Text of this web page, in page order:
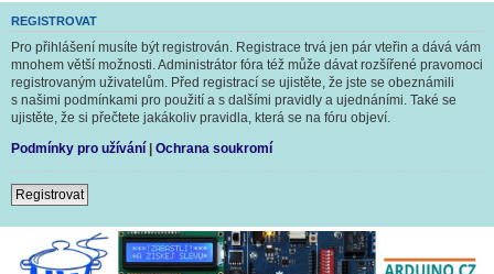
REGISTROVAT
Pro přihlášení musíte být registrován. Registrace trvá jen pár vteřin a dává vám
mnohem větší možnosti. Administrátor fóra též může dávat rozšířené pravomoci
registrovaným uživatelům. Před registrací se ujistěte, že jste se obeznámili
s našimi podmínkami pro použití a s dalšími pravidly a ujednáními. Také se
ujistěte, že si přečtete jakákoliv pravidla, která se na fóru objeví.
Podmínky pro užívání | Ochrana soukromí
Registrovat